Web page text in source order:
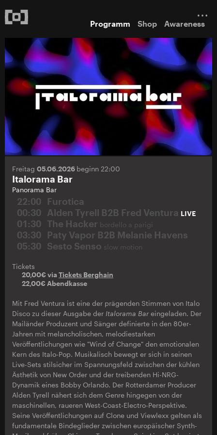
Programm Shop Awareness
Freitag 05.06.2026 beginn 22:00
Italorama Bar
Panorama Bar
22:00
Furotica
00:30
Alden Tyrell B2B Fred Ventura LIVE
01:30 The Hacker bordello a parigi
03:30
Paty Vapor B2B Melanie Havens
05:30
Sesto Senso slow motion
Tickets
20,00€ via Tickets Berghain
22,00€ Abendkasse
Mit Fred Ventura ist eine der prägenden Stimmen von Italo
Disco zu dieser Ausgabe der Italorama Bareingeladen. Der
Mailänder Produzent und Sänger definierte in den 80er-
Jahren mit melancholischen, melodiestarken
Veröffentlichungen wie "Wind of Change" den emotionalen
Kern des Italo-Pop. Musikalisch bewegt er sich in seinen
Live-Sets stilsicher im Spannungsfeld zwischen der kühlen
Ästhetik von New Order und der treibenden Hi-NRG-
Dynamik eines Bobby Orlando. Der Rotterdamer Producer
Alden Tyrell nähert sich dem Genre hingegen von der
maschinellen, raueren West-Coast-Electro-Perspektive.
Seine Veröffentlichungen auf Clone und Viewlexx gelten als
fundamentale Bindeglieder zwischen europäischer Synth-